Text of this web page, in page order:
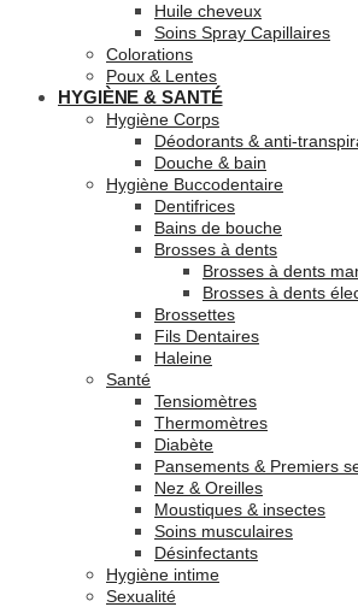
Huile cheveux
Soins Spray Capillaires
Colorations
Poux & Lentes
HYGIÈNE & SANTÉ
Hygiène Corps
Déodorants & anti-
Douche & bain
Hygiène Buccodentaire
Dentifrices
Bains de bouche
Brosses à dents
Brosses à dents
Brosses à dents
Brossettes
Fils Dentaires
Haleine
Santé
Tensiomètres
Thermomètres
Diabète
Pansements & Premiers
Nez & Oreilles
Moustiques & insectes
Soins musculaires
Désinfectants
Hygiène intime
Sexualité